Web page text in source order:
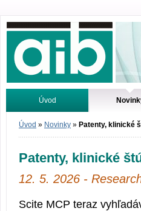
Úvod
Vyhľadávanie
Úvod » Novinky » Patenty, klinické
Patenty, klinické
12. 5. 2026 -
Scite MCP teraz